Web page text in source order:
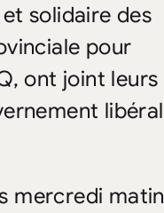
solidaire des
pour
ont joint leurs
libéral
mercredi matin